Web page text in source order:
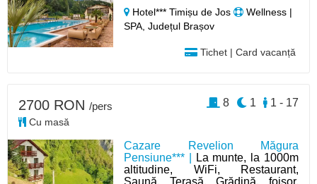
Hotel*** Timișu de Jos
Wellness |
SPA, Județul Brașov
Tichet | Card vacanță
Cazare Revelion Măgura
Pensiune*** |
La munte, la 1000m
altitudine, WiFi, Restaurant,
Saună, Terasă, Grădină, foișor,
2700 RON /pers
Cu masă
1 - 17
1
8